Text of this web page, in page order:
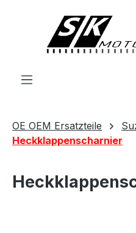
OE OEM Ersatzteile
Heckklappenscharnier